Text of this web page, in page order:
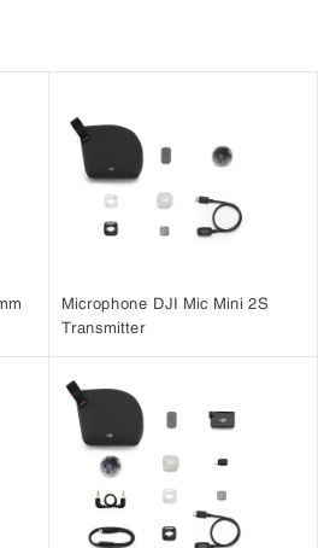
Microphone DJI Mic Mini 2S
Transmitter